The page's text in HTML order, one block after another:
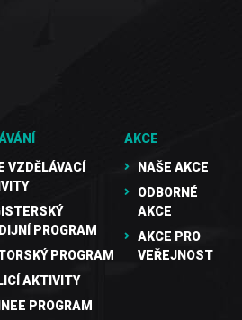
VZDĚLÁVACÍ
PROGRAM
PROGRAM
AKTIVITY
PROGRAM
AKCE
NAŠE AKCE
ODBORNÉ
AKCE
AKCE PRO
VEŘEJNOST